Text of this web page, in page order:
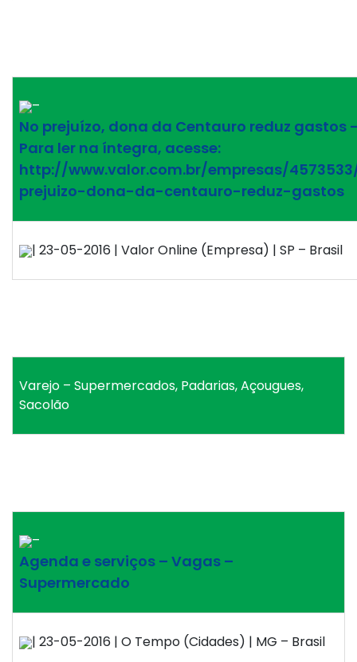
–
No prejuízo, dona da Centauro reduz gastos
Para ler na íntegra, acesse:
http://www.valor.com.br/empresas/
prejuizo-dona-da-centauro-reduz-gastos
| 23-05-2016 | Valor Online (Empresa) | SP – Brasil
Varejo – Supermercados, Padarias, Açougues,
Sacolão
–
Agenda e serviços – Vagas –
Supermercado
| 23-05-2016 | O Tempo (Cidades) | MG – Brasil